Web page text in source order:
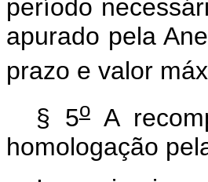
período
apurado pela
prazo e valor
§ 5oA
homologação